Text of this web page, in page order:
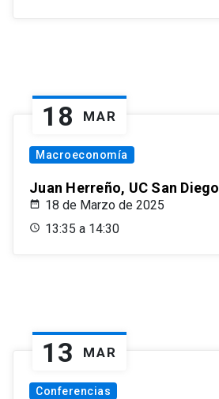
18 MAR
Macroeconomía
Juan Herreño, UC San Diego
18 de Marzo de 2025
13:35 a 14:30
13 MAR
Conferencias